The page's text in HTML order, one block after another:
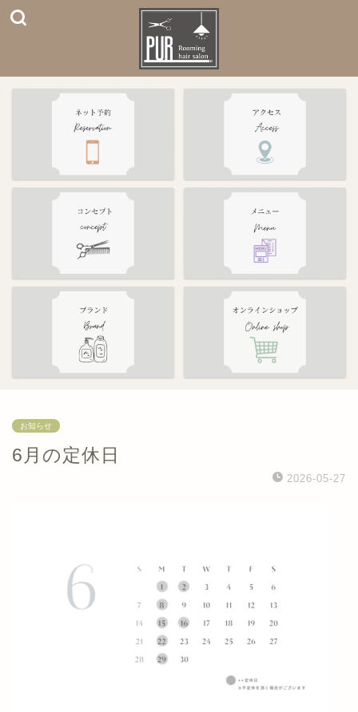
お知らせ
6月の定休日
2026-05-27